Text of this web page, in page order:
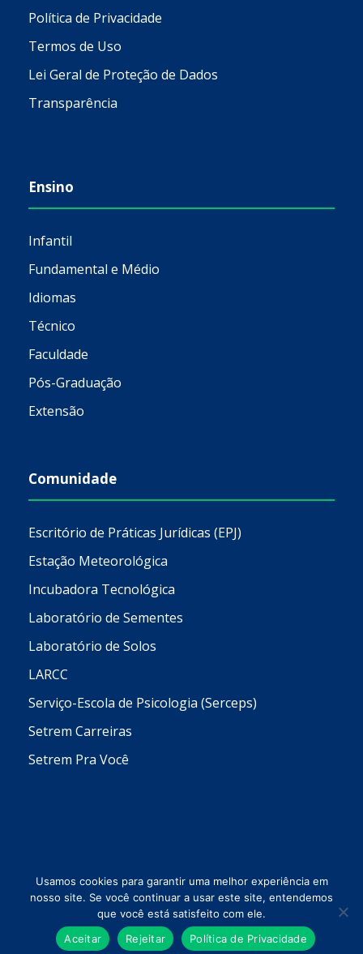
Política de Privacidade
Termos de Uso
Lei Geral de Proteção de Dados
Transparência
Ensino
Infantil
Fundamental e Médio
Idiomas
Técnico
Faculdade
Pós-Graduação
Extensão
Comunidade
Escritório de Práticas Jurídicas (EPJ)
Estação Meteorológica
Incubadora Tecnológica
Laboratório de Sementes
Laboratório de Solos
LARCC
Serviço-Escola de Psicologia (Serceps)
Setrem Carreiras
Setrem Pra Você
Todos os direitos reservados © 2026 Setrem
Usamos cookies para garantir uma melhor experiência em
nosso site. Se você continuar a usar este site, entendemos
que você está satisfeito com ele.
Aceitar
Rejeitar Política de Privacidade